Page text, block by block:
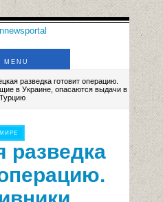
MENU
разведка готовит операцию.
в Украине, опасаются выдачи в
Турцию
разведка